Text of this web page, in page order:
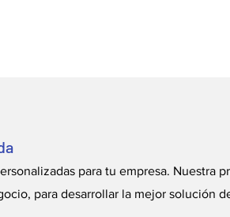
para tu empresa. Nuestra
para desarrollar la mejor solución